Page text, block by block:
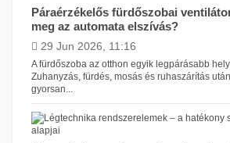
Páraérzékelős fürdőszobai
meg az automata elszívás?
29 Jun 2026, 11:16
A fürdőszoba az otthon egyik legpárásabb
Zuhanyzás, fürdés, mosás és ruhaszárítás
gyorsan...